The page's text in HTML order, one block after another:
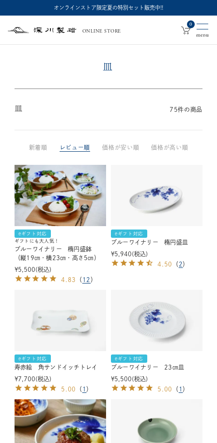
オンラインストア限定夏の特別セット販売中!!
深
製
ONLINE STORE
0
皿
皿 75件の商品
新着順 レビュー順 価格が安い順 価格が高い順
eギフト対応
ギフトにも大人気！
ブルーワイナリー 楕円盛鉢
（縦19㎝・横23㎝・高さ5㎝）
¥5,500 税込
4.83
（ 12 ）
eギフト対応
ブルーワイナリー 楕円盛皿
¥5,940 税込
4.50
（ 2）
eギフト対応
寿赤絵 角サンドイッチトレイ
¥7,700 税込
5.00
（ 1 ）
eギフト対応
ブルーワイナリー 23㎝皿
¥5,500 税込
5.00
（ 1 ）